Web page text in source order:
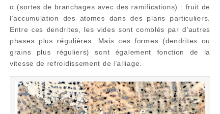
α (sortes de branchages avec des ramifications) : fruit de
l’accumulation des atomes dans des plans particuliers
Entre ces dendrites, les vides sont comblés par d’autres
phases plus régulières. Mais ces formes (dendrites ou
grains plus réguliers) sont également fonction de la
vitesse de refroidissement de l’alliage.